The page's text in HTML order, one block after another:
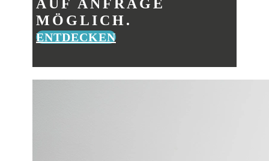
AUF ANFRAGE
MÖGLICH.
ENTDECKEN